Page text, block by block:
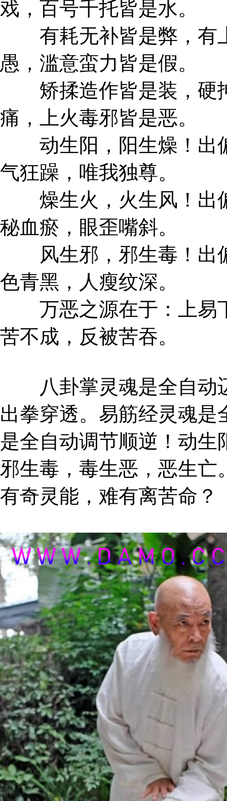
戏，百号千托皆是水。
有耗无补皆是弊，有
愚，滥意蛮力皆是假。
矫揉造作皆是装，硬
痛，上火毒邪皆是恶。
动生阳，阳生燥！出
气狂躁，唯我独尊。
燥生火，火生风！出
秘血瘀，眼歪嘴斜。
风生邪，邪生毒！出
色青黑，人瘦纹深。
万恶之源在于：上易
苦不成，反被苦吞。
八卦掌灵魂是全自动
出拳穿透。易筋经灵魂
是全自动调节顺逆！动
邪生毒，毒生恶，恶生亡
有奇灵能，难有离苦命？